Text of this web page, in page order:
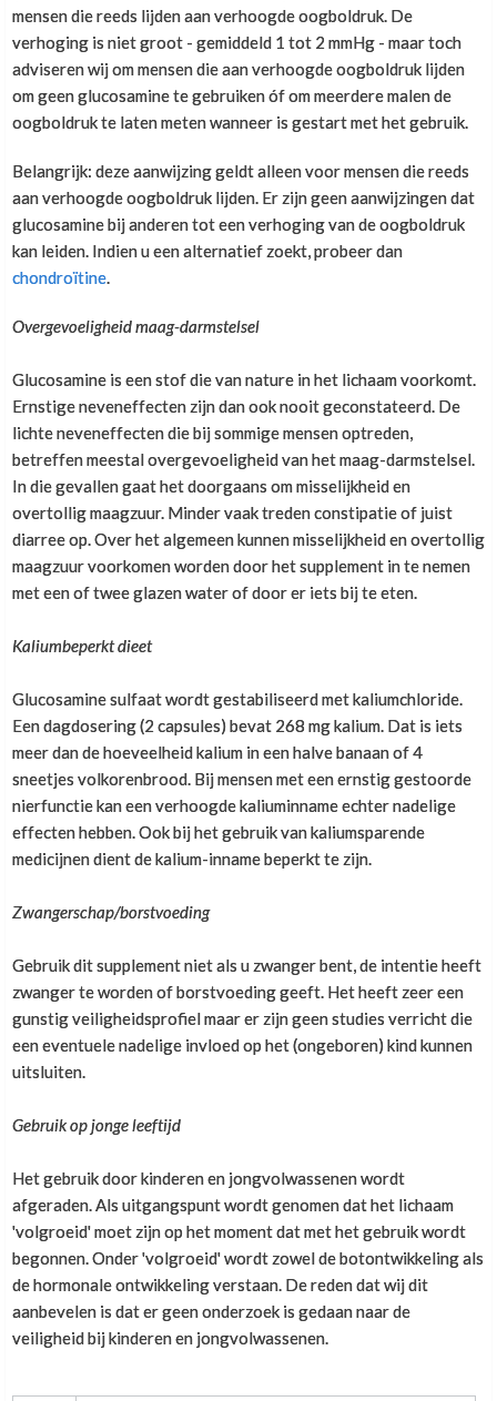
mensen die reeds lijden aan verhoogde oogboldruk. De
verhoging is niet groot - gemiddeld 1 tot 2 mmHg - maar toch
adviseren wij om mensen die aan verhoogde oogboldruk lijden
om geen glucosamine te gebruiken óf om meerdere malen de
oogboldruk te laten meten wanneer is gestart met het gebruik.
Belangrijk: deze aanwijzing geldt alleen voor mensen die reeds
aan verhoogde oogboldruk lijden. Er zijn geen aanwijzingen dat
glucosamine bij anderen tot een verhoging van de oogboldruk
kan leiden. Indien u een alternatief zoekt, probeer dan
chondroïtine.
Overgevoeligheid maag-darmstelsel
Glucosamine is een stof die van nature in het lichaam voorkomt.
Ernstige neveneffecten zijn dan ook nooit geconstateerd. De
lichte neveneffecten die bij sommige mensen optreden,
betreffen meestal overgevoeligheid van het maag-darmstelsel.
In die gevallen gaat het doorgaans om misselijkheid en
overtollig maagzuur. Minder vaak treden constipatie of juist
diarree op. Over het algemeen kunnen misselijkheid en overtollig
maagzuur voorkomen worden door het supplement in te nemen
met een of twee glazen water of door er iets bij te eten.
Kaliumbeperkt dieet
Glucosamine sulfaat wordt gestabiliseerd met kaliumchloride.
Een dagdosering (2 capsules) bevat 268 mg kalium. Dat is iets
meer dan de hoeveelheid kalium in een halve banaan of 4
sneetjes volkorenbrood. Bij mensen met een ernstig gestoorde
nierfunctie kan een verhoogde kaliuminname echter nadelige
effecten hebben. Ook bij het gebruik van kaliumsparende
medicijnen dient de kalium-inname beperkt te zijn.
Zwangerschap/borstvoeding
Gebruik dit supplement niet als u zwanger bent, de intentie heeft
zwanger te worden of borstvoeding geeft. Het heeft zeer een
gunstig veiligheidsprofiel maar er zijn geen studies verricht die
een eventuele nadelige invloed op het (ongeboren) kind kunnen
uitsluiten.
Gebruik op jonge leeftijd
Het gebruik door kinderen en jongvolwassenen wordt
afgeraden. Als uitgangspunt wordt genomen dat het lichaam
'volgroeid' moet zijn op het moment dat met het gebruik wordt
begonnen. Onder 'volgroeid' wordt zowel de botontwikkeling als
de hormonale ontwikkeling verstaan. De reden dat wij dit
aanbevelen is dat er geen onderzoek is gedaan naar de
veiligheid bij kinderen en jongvolwassenen.
dat ASU het kraakbeen steviger / stugger maakt
door een verhoogde aanmaak van collageen in het
kraakbeen.
http://www.glucosamine.com/nl/asu-forte-avovida-
10
Op verzoek kan ASU Forte ook via Power
Supplements besteld worden.